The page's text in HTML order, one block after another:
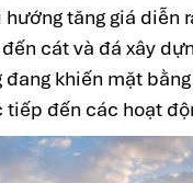
tăng giá
cát và đá xây
đang khiến mặt
đến các hoạt